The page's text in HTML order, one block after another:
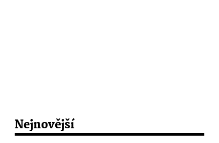
Nejnovější